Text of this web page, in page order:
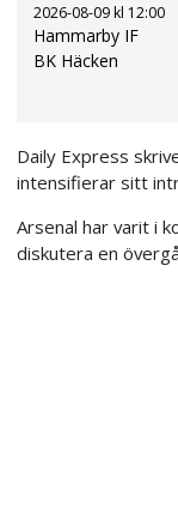
2026-08-09 kl 12:00
Hammarby IF
BK Häcken
Daily Express
intensifierar sitt
Arsenal har varit i
diskutera en